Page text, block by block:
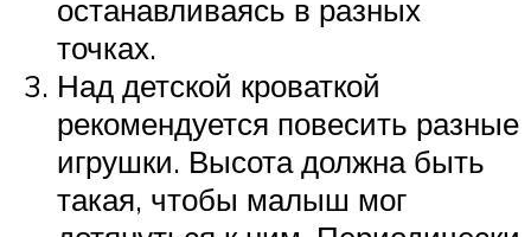
останавливаясь в разных
точках.
Над детской кроваткой
рекомендуется повесить разные
игрушки. Высота должна быть
такая, чтобы малыш мог